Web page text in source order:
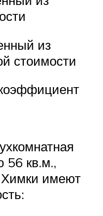
из
стоимости
56 кв.м.,
Химки имеют